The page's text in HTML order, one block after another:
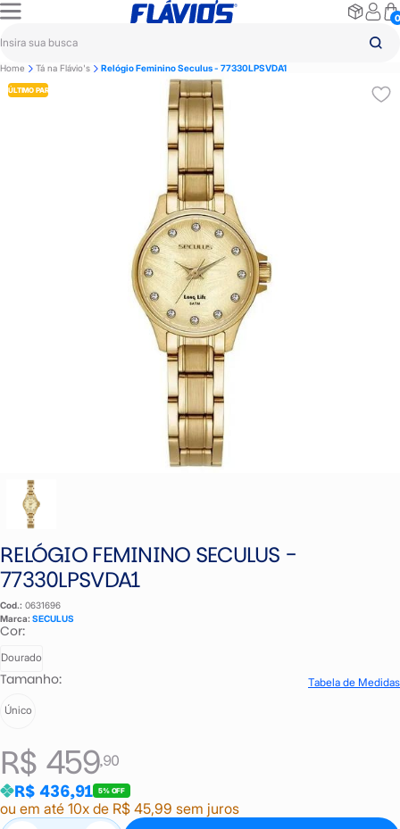
0
Home Tá na Flávio's Relógio Feminino Seculus - 77330LPSVDA1
ÚLTIMO PAR
RELÓGIO FEMININO SECULUS -
77330LPSVDA1
Cod.: 0631696
Marca: SECULUS
R$ 459,90
R$ 436,91 5% OFF
ou em até 10x de R$ 45,99 sem juros
Cor:
Dourado
Tamanho: Tabela de Medidas
Único